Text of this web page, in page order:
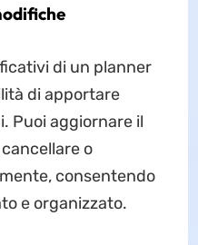
di un planner
di apportare
Puoi aggiornare il
o
consentendo
e organizzato.